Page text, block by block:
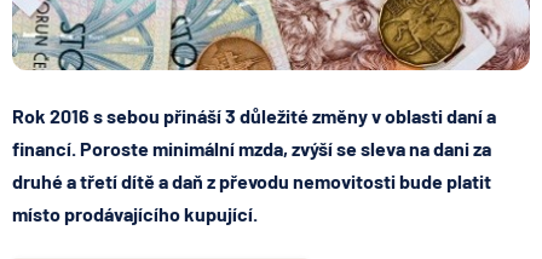
Rok 2016 s sebou přináší 3 důležité změny v oblasti daní a
financí. Poroste minimální mzda, zvýší se sleva na dani za
druhé a třetí dítě a daň z převodu nemovitosti bude platit
místo prodávajícího kupující.